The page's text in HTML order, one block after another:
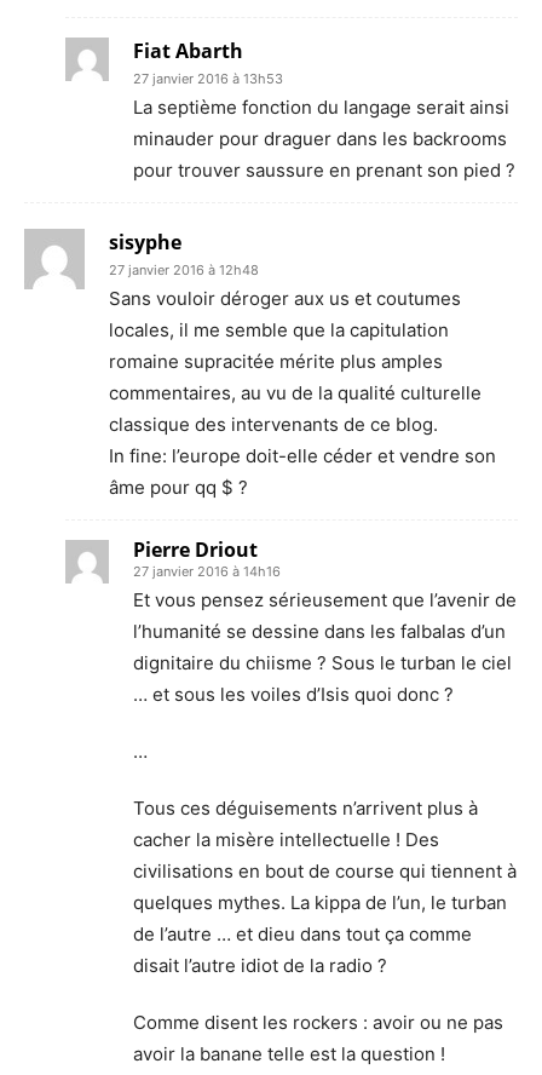
Fiat Abarth
27 janvier 2016 à 13h53
La septième fonction du langage serait ainsi
minauder pour draguer dans les backrooms
pour trouver saussure en prenant son pied ?
sisyphe
27 janvier 2016 à 12h48
Sans vouloir déroger aux us et coutumes
locales, il me semble que la capitulation
romaine supracitée mérite plus amples
commentaires, au vu de la qualité culturelle
classique des intervenants de ce blog.
In fine: l’europe doit-elle céder et vendre son
âme pour qq $ ?
Pierre Driout
27 janvier 2016 à 14h16
Et vous pensez sérieusement que l’avenir de
l’humanité se dessine dans les falbalas d’un
dignitaire du chiisme ? Sous le turban le ciel
… et sous les voiles d’Isis quoi donc ?
…
Tous ces déguisements n’arrivent plus à
cacher la misère intellectuelle ! Des
civilisations en bout de course qui tiennent à
quelques mythes. La kippa de l’un, le turban
de l’autre … et dieu dans tout ça comme
disait l’autre idiot de la radio ?
Comme disent les rockers : avoir ou ne pas
avoir la banane telle est la question !